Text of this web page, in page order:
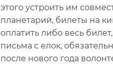
этого устроить им
планетарий, билеты на
оплатить либо весь
письма с елок,
после нового года